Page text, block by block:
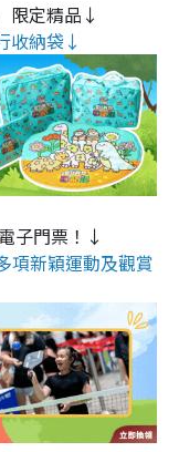
限定精品↓
收納袋↓
子門票！↓
項新穎運動及觀賞